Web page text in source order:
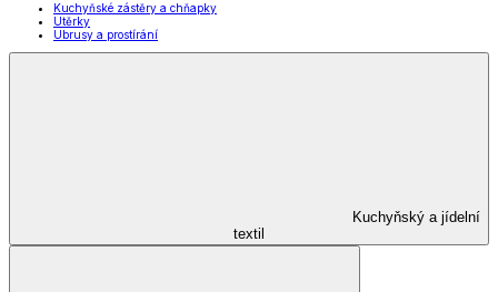
Kuchyňské zástěry a chňapky
Utěrky
Ubrusy a prostírání
Kuchyňský a jídelní
textil